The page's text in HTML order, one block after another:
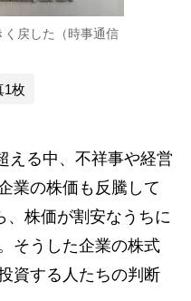
戻した（時事通信
1枚
る中、不祥事や経営
業の株価も反騰して
、株価が割安なうちに
そうした企業の株式
資する人たちの判断